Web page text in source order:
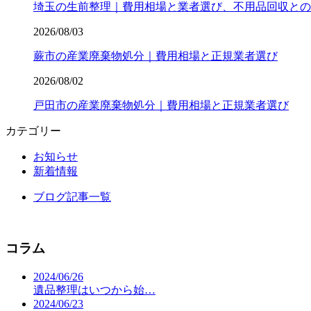
埼玉の生前整理｜費用相場と業者選び、不用品回収と
2026/08/03
蕨市の産業廃棄物処分｜費用相場と正規業者選び
2026/08/02
戸田市の産業廃棄物処分｜費用相場と正規業者選び
カテゴリー
お知らせ
新着情報
ブログ記事一覧
コラム
2024/06/26
遺品整理はいつから始…
2024/06/23